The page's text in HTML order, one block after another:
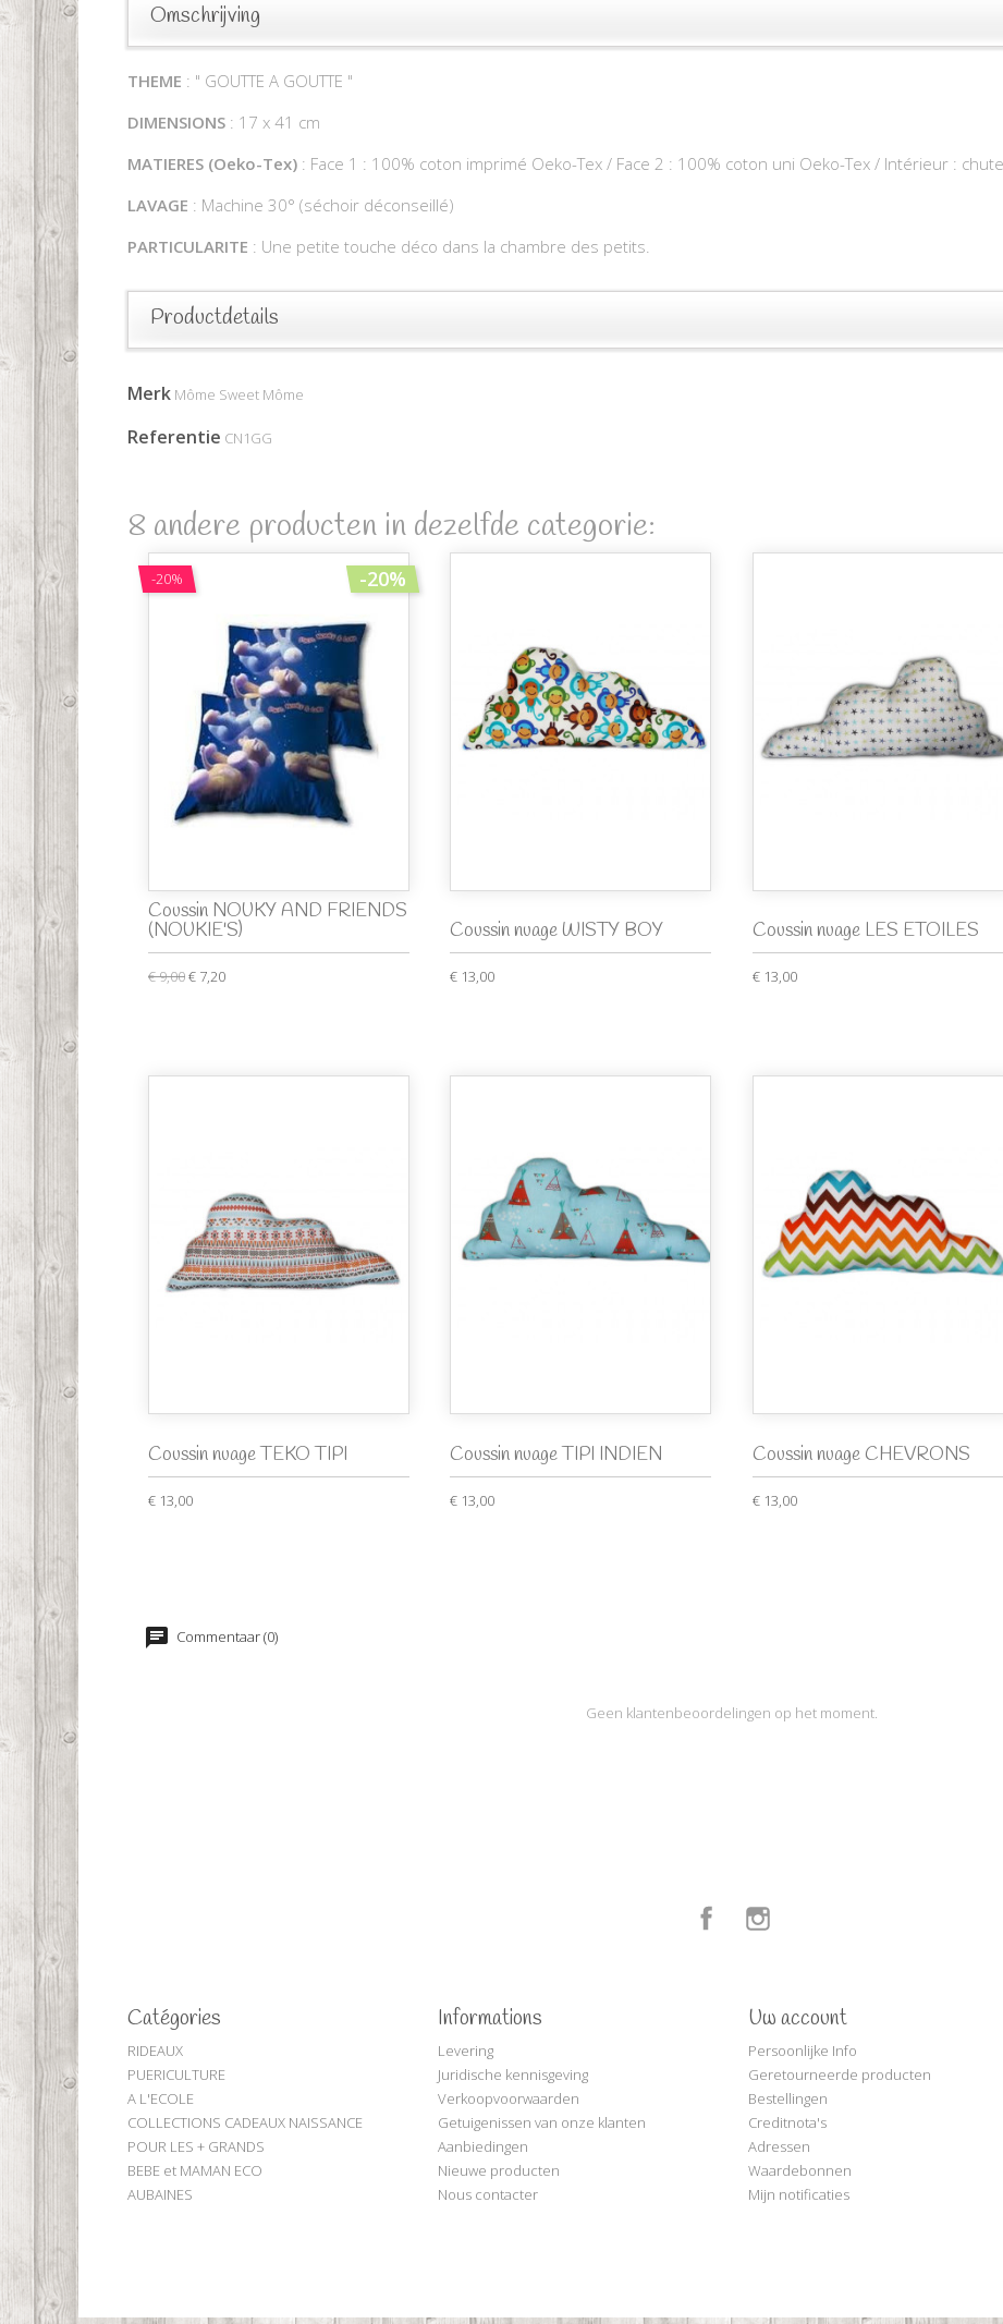
Omschrijving
THEME : " GOUTTE A GOUTTE "
DIMENSIONS : 17 x 41 cm
MATIERES (Oeko-Tex) : Face 1 : 100% coton imprimé Oeko-Tex / Face 2 : 100% coton uni Oeko-Tex / Intérieur :
LAVAGE : Machine 30° (séchoir déconseillé)
PARTICULARITE : Une petite touche déco dans la chambre des petits.
Productdetails
Merk Môme Sweet Môme
Referentie CN1GG
8 andere producten in dezelfde categorie:
-20% -20%
Coussin NOUKY AND FRIENDS
(NOUKIE'S)
€ 9,00€ 7,20
Coussin nuage WISTY BOY
€ 13,00
Coussin nuage LES ETOILES
€ 13,00
Coussin nuage TEKO TIPI
€ 13,00
Coussin nuage TIPI INDIEN
€ 13,00
Coussin nuage CHEVRONS
€ 13,00
Commentaar (0)
Geen klantenbeoordelingen op het moment.
Facebook
Catégories
RIDEAUX
PUERICULTURE
A L'ECOLE
COLLECTIONS CADEAUX NAISSANCE
POUR LES + GRANDS
BEBE et MAMAN ECO
AUBAINES
Informations
Levering
Juridische kennisgeving
Verkoopvoorwaarden
Getuigenissen van onze klanten
Aanbiedingen
Nieuwe producten
Nous contacter
Uw account
Persoonlijke Info
Geretourneerde producten
Bestellingen
Creditnota's
Adressen
Waardebonnen
Mijn notificaties